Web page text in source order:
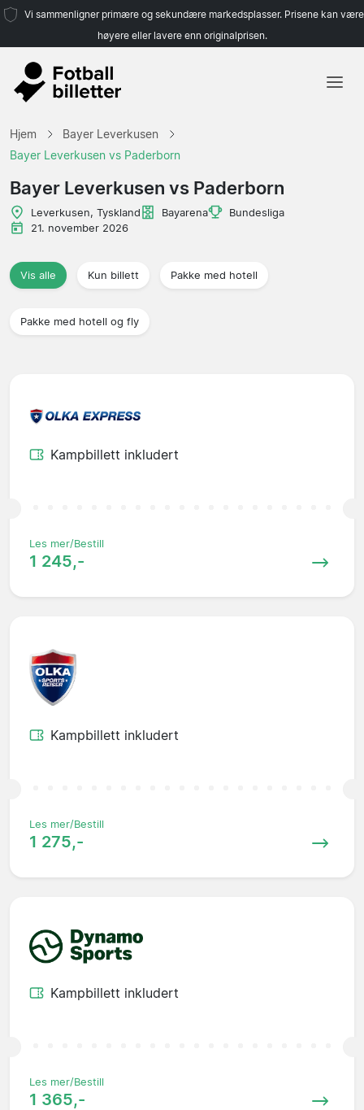
Vi sammenligner primære og sekundære markedsplasser. Prisene kan være
høyere eller lavere enn originalprisen.
Lag
Ligaer
Reisebyråer
Hjem
Bayer Leverkusen
Bayer Leverkusen vs Paderborn
Bayer Leverkusen vs Paderborn
Leverkusen, Tyskland Bayarena
Bundesliga
21. november 2026
Vis alle Kun billett Pakke med hotell
Pakke med hotell og fly
Kampbillett inkludert
Les mer/Bestill
1 245,-
Kampbillett inkludert
Les mer/Bestill
1 275,-
Kampbillett inkludert
Les mer/Bestill
1 365,-